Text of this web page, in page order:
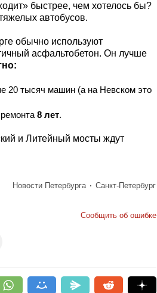
быстрее, чем хотелось бы?
автобусов.
обычно используют
асфальтобетон. Он лучше
20 тысяч машин (а на Невском это
8 лет.
и Литейный мосты ждут
Новости Петербурга Санкт-Петербург
Сообщить об ошибке